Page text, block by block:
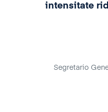
intensitate
Segretario